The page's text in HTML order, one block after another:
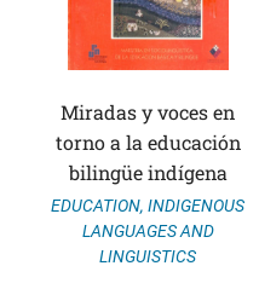
Miradas y voces en
torno a la educación
bilingüe indígena
EDUCATION, INDIGENOUS
LANGUAGES AND
LINGUISTICS